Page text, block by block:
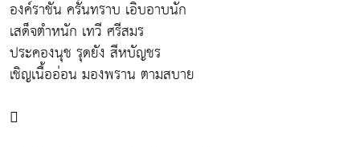
องค์ราชัน ครั้นทราบ เอิบอาบนัก
เสด็จตำหนัก เทวี ศรีสมร
ประคองนุช รุดยัง สีหบัญชร
เชิญเนื้ออ่อน มองพราน ตามสบาย
